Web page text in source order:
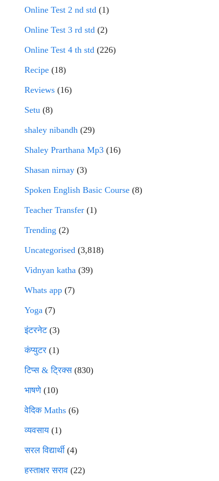
Online Test 2 nd std (1)
Online Test 3 rd std (2)
Online Test 4 th std (226)
Recipe (18)
Reviews (16)
Setu (8)
shaley nibandh (29)
Shaley Prarthana Mp3 (16)
Shasan nirnay (3)
Spoken English Basic Course (8)
Teacher Transfer (1)
Trending (2)
Uncategorised (3,818)
Vidnyan katha (39)
Whats app (7)
Yoga (7)
इंटरनेट(3)
कंप्युटर (1)
टिप्स & ट्रिक्स(830)
भाषणे(10)
वेदिक Maths (6)
व्यवसाय(1)
सरल विद्यार्थी(4)
हस्ताक्षर सराव (22)